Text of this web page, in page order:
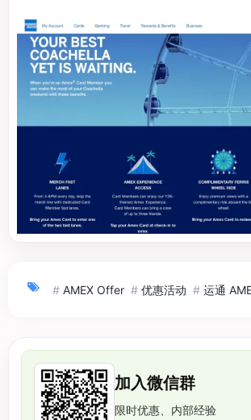
# AMEX Offer # 优惠活动 # 运通
加入微信群
限时优惠、内部经验